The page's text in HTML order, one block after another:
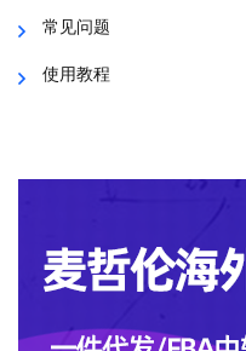
常见问题
使用教程